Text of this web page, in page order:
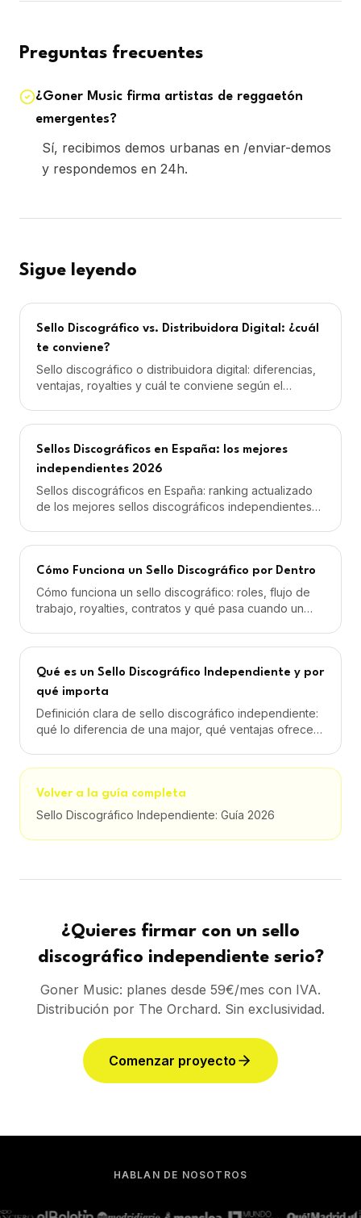
Preguntas frecuentes
¿Goner Music firma artistas de reggaetón
emergentes?
Sí, recibimos demos urbanas en /enviar-demos
y respondemos en 24h.
Sigue leyendo
Sello Discográfico vs. Distribuidora Digital: ¿cuál
te conviene?
Sello discográfico o distribuidora digital: diferencias,
ventajas, royalties y cuál te conviene según el
Sellos Discográficos en España: los mejores
independientes 2026
Sellos discográficos en España: ranking actualizado
de los mejores sellos discográficos independientes
Cómo Funciona un Sello Discográfico por Dentro
Cómo funciona un sello discográfico: roles, flujo de
trabajo, royalties, contratos y qué pasa cuando un
Qué es un Sello Discográfico Independiente y por
qué importa
Definición clara de sello discográfico independiente:
qué lo diferencia de una major, qué ventajas ofrece
Volver a la guía completa
Sello Discográfico Independiente: Guía 2026
¿Quieres firmar con un sello
discográfico independiente serio?
Goner Music: planes desde 59€/mes con IVA.
Distribución por The Orchard. Sin exclusividad.
Comenzar proyecto
HABLAN DE NOSOTROS